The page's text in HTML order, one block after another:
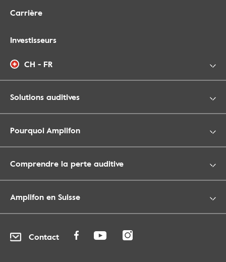
Carrière
Investisseurs
CH - FR
Solutions auditives
Pourquoi Amplifon
Comprendre la perte auditive
Amplifon en Suisse
Contact